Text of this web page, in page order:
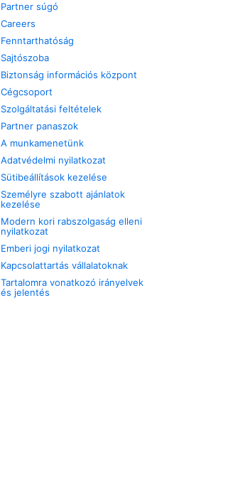
Partner súgó
Careers
Fenntarthatóság
Sajtószoba
Biztonság információs központ
Cégcsoport
Szolgáltatási feltételek
Partner panaszok
A munkamenetünk
Adatvédelmi nyilatkozat
Sütibeállítások kezelése
Személyre szabott ajánlatok
kezelése
Modern kori rabszolgaság elleni
nyilatkozat
Emberi jogi nyilatkozat
Kapcsolattartás vállalatoknak
Tartalomra vonatkozó irányelvek
és jelentés